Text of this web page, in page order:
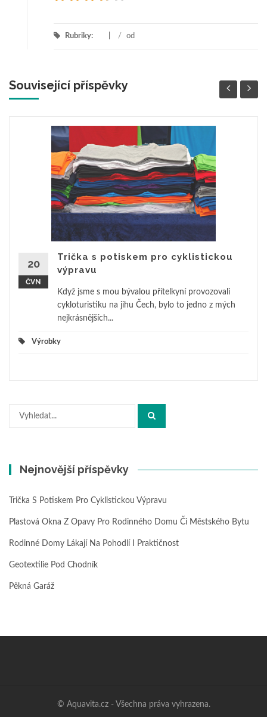
Rubriky: / od
Související příspěvky
20
ČVN
Trička s potiskem pro cyklistickou
výpravu
Když jsme s mou bývalou přítelkyní provozovali
cykloturistiku na jihu Čech, bylo to jedno z mých
nejkrásnějších...
Výrobky
Hledat:
Nejnovější příspěvky
Trička S Potiskem Pro Cyklistickou Výpravu
Plastová Okna Z Opavy Pro Rodinného Domu Či Městského Bytu
Rodinné Domy Lákají Na Pohodlí I Praktičnost
Geotextilie Pod Chodník
Pěkná Garáž
© Aquavita.cz - Všechna práva vyhrazena.